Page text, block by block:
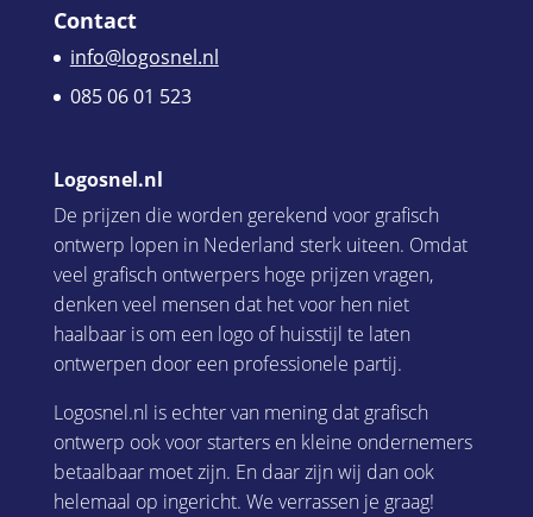
Contact
info@logosnel.nl
085 06 01 523
Logosnel.nl
De prijzen die worden gerekend voor grafisch
ontwerp lopen in Nederland sterk uiteen. Omdat
veel grafisch ontwerpers hoge prijzen vragen,
denken veel mensen dat het voor hen niet
haalbaar is om een logo of huisstijl te laten
ontwerpen door een professionele partij.
Logosnel.nl is echter van mening dat grafisch
ontwerp ook voor starters en kleine ondernemers
betaalbaar moet zijn. En daar zijn wij dan ook
helemaal op ingericht. We verrassen je graag!